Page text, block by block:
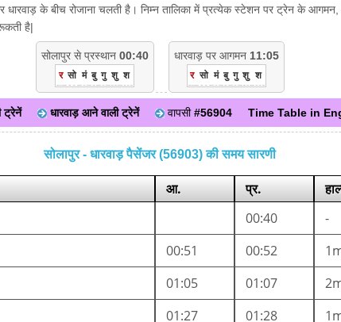
के बीच रोजाना चलती है। निम्न तालिका में प्रत्येक स्टेशन पर ट्रेन के आगमन,
है|
सोलापुर से प्रस्थान 00:40
र सो मं बु गु शु श
धारवाड़ पर आगमन 11:05
र सो मं बु गु शु श
ट्रेनें धारवाड़ आने वाली ट्रेनें वापसी#56904 Time Table in
सोलापुर - धारवाड़ पैसेंजर (56903) की समय सारणी
आ. प्र.
00:40 -
00:51 00:52
01:05 01:07
01:27 01:28